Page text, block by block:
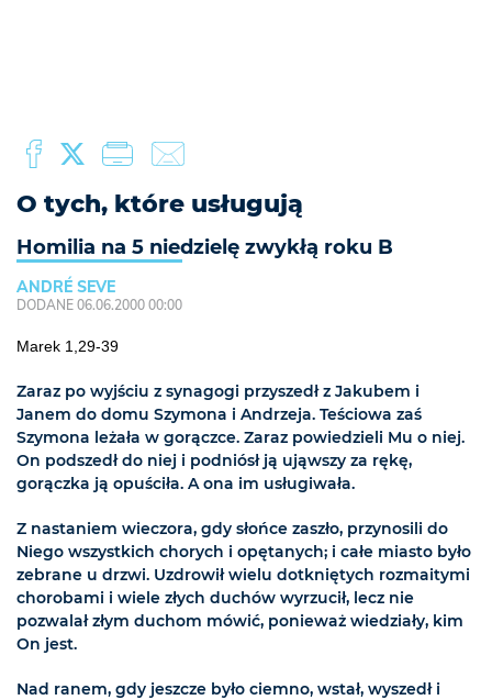
O tych, które usługują
Homilia na 5 niedzielę zwykłą roku B
ANDRÉ SEVE
DODANE 06.06.2000 00:00
Marek 1,29-39
Zaraz po wyjściu z synagogi przyszedł z Jakubem i
Janem do domu Szymona i Andrzeja. Teściowa zaś
Szymona leżała w gorączce. Zaraz powiedzieli Mu o niej.
On podszedł do niej i podniósł ją ująwszy za rękę,
gorączka ją opuściła. A ona im usługiwała.
Z nastaniem wieczora, gdy słońce zaszło, przynosili do
Niego wszystkich chorych i opętanych; i całe miasto było
zebrane u drzwi. Uzdrowił wielu dotkniętych rozmaitymi
chorobami i wiele złych duchów wyrzucił, lecz nie
pozwalał złym duchom mówić, ponieważ wiedziały, kim
On jest.
Nad ranem, gdy jeszcze było ciemno, wstał, wyszedł i